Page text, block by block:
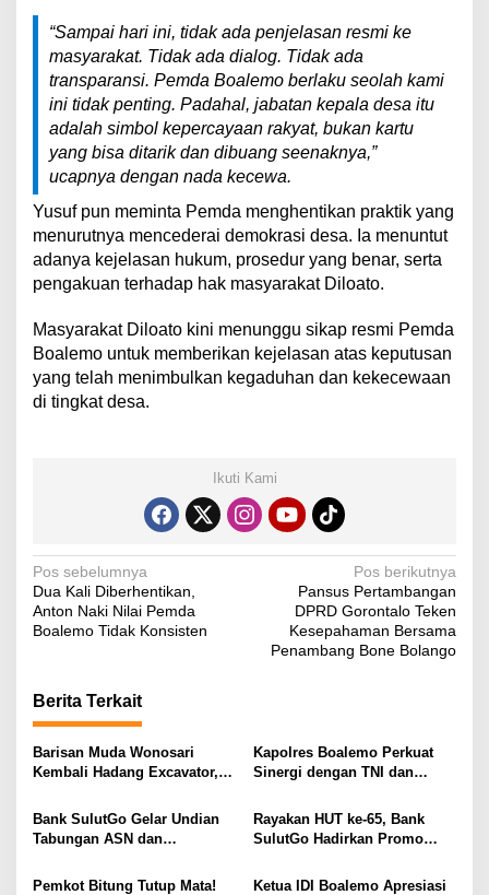
“Sampai hari ini, tidak ada penjelasan resmi ke
masyarakat. Tidak ada dialog. Tidak ada
transparansi. Pemda Boalemo berlaku seolah kami
ini tidak penting. Padahal, jabatan kepala desa itu
adalah simbol kepercayaan rakyat, bukan kartu
yang bisa ditarik dan dibuang seenaknya,”
ucapnya dengan nada kecewa.
Yusuf pun meminta Pemda menghentikan praktik yang
menurutnya mencederai demokrasi desa. Ia menuntut
adanya kejelasan hukum, prosedur yang benar, serta
pengakuan terhadap hak masyarakat Diloato.
Masyarakat Diloato kini menunggu sikap resmi Pemda
Boalemo untuk memberikan kejelasan atas keputusan
yang telah menimbulkan kegaduhan dan kekecewaan
di tingkat desa.
Ikuti Kami
N
a
v
g
a
s
p
o
s
Pos sebelumnya
Dua Kali Diberhentikan,
Anton Naki Nilai Pemda
Boalemo Tidak Konsisten
Pos berikutnya
Pansus Pertambangan
DPRD Gorontalo Teken
Kesepahaman Bersama
Penambang Bone Bolango
Berita Terkait
Barisan Muda Wonosari
Kembali Hadang Excavator,
Dipulangkan
Kapolres Boalemo Perkuat
Sinergi dengan TNI dan
Silaturahmi
Bank SulutGo Gelar Undian
Tabungan ASN dan
dan 51 Sepeda Motor
Rayakan HUT ke-65, Bank
SulutGo Hadirkan Promo
ASN, PPPK, dan Pensiunan
Pemkot Bitung Tutup Mata! Ketua IDI Boalemo Apresiasi